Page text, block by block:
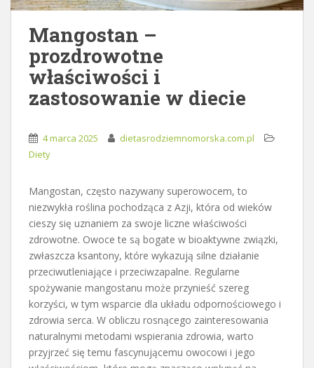
Mangostan –
prozdrowotne
właściwości i
zastosowanie w diecie
4 marca 2025
dietasrodziemnomorska.com.pl
Diety
Mangostan, często nazywany superowocem, to
niezwykła roślina pochodząca z Azji, która od wieków
cieszy się uznaniem za swoje liczne właściwości
zdrowotne. Owoce te są bogate w bioaktywne związki,
zwłaszcza ksantony, które wykazują silne działanie
przeciwutleniające i przeciwzapalne. Regularne
spożywanie mangostanu może przynieść szereg
korzyści, w tym wsparcie dla układu odpornościowego i
zdrowia serca. W obliczu rosnącego zainteresowania
naturalnymi metodami wspierania zdrowia, warto
przyjrzeć się temu fascynującemu owocowi i jego